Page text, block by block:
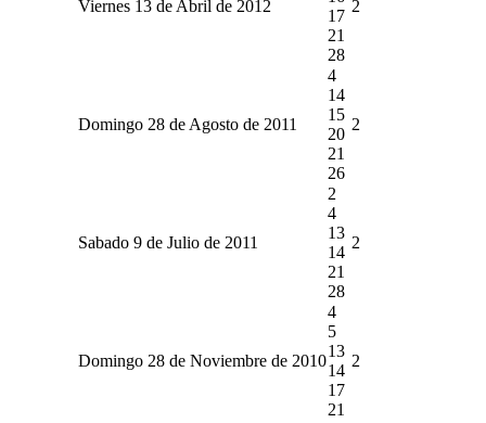
Viernes 13 de Abril de 2012
17
21
28
2
Domingo 28 de Agosto de 2011
4
14
15
20
21
26
2
Sabado 9 de Julio de 2011
2
4
13
14
21
28
2
Domingo 28 de Noviembre de 2010
4
5
13
14
17
21
2